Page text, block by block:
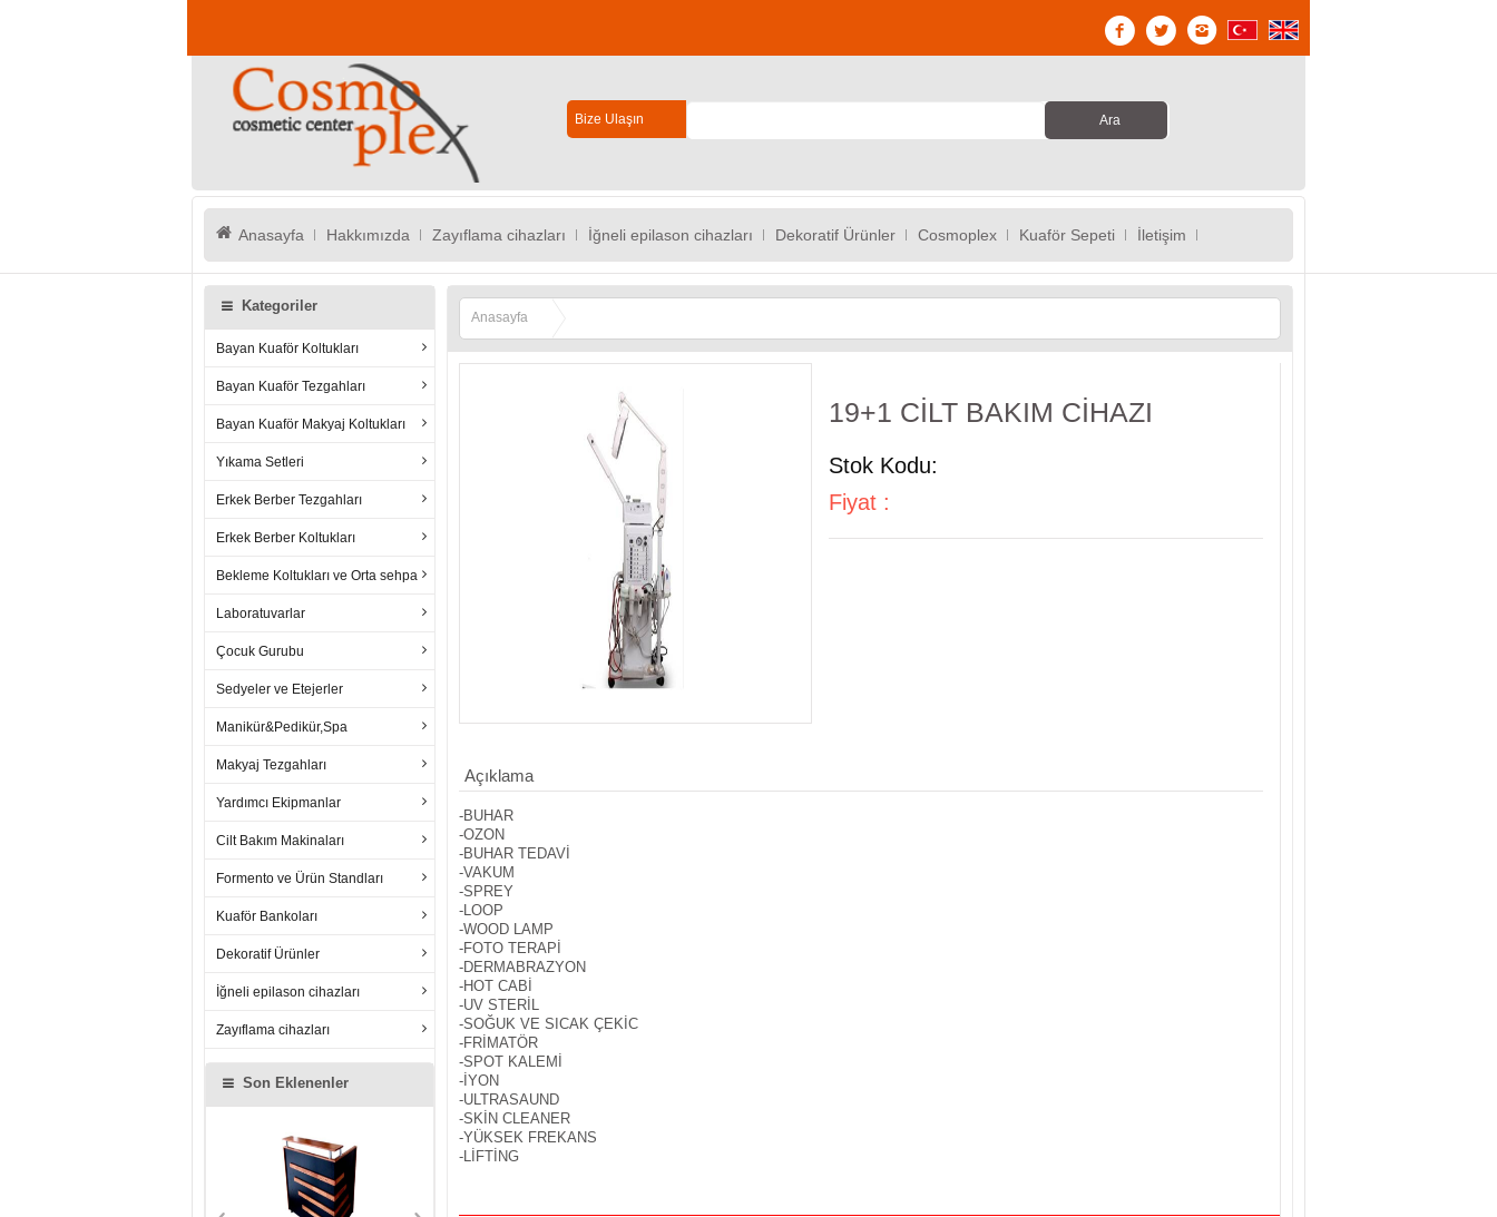
Bize Ulaşın
Anasayfa Hakkımızda Zayıflama cihazları İğneli epilason cihazları Dekoratif Ürünler Cosmoplex Kuaför Sepeti İletişim
Kategoriler
Bayan Kuaför Koltukları
Bayan Kuaför Tezgahları
Bayan Kuaför Makyaj Koltukları
Yıkama Setleri
Erkek Berber Tezgahları
Erkek Berber Koltukları
Bekleme Koltukları ve Orta sehpa
Laboratuvarlar
Çocuk Gurubu
Sedyeler ve Etejerler
Manikür&Pedikür,Spa
Makyaj Tezgahları
Yardımcı Ekipmanlar
Cilt Bakım Makinaları
Formento ve Ürün Standları
Kuaför Bankoları
Dekoratif Ürünler
İğneli epilason cihazları
Zayıflama cihazları
Son Eklenenler
Anasayfa
19+1 CİLT BAKIM CİHAZI
Stok Kodu:
Fiyat :
Açıklama
-BUHAR
-OZON
-BUHAR TEDAVİ
-VAKUM
-SPREY
-LOOP
-WOOD LAMP
-FOTO TERAPİ
-DERMABRAZYON
-HOT CABİ
-UV STERİL
-SOĞUK VE SICAK ÇEKİC
-FRİMATÖR
-SPOT KALEMİ
-İYON
-ULTRASAUND
-SKİN CLEANER
-YÜKSEK FREKANS
-LİFTİNG